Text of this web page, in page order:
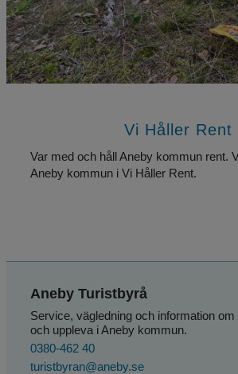
Vi Håller Rent
Var med och håll Aneby kommun rent.
Aneby kommun i Vi Håller Rent.
Aneby Turistbyrå
Service, vägledning och information
och uppleva i Aneby kommun.
0380-462 40
turistbyran@aneby.se